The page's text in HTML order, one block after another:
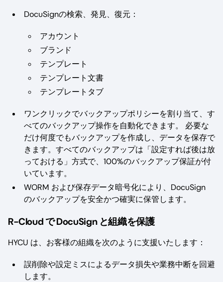
DocuSignの検索、発見、復元：
アカウント
ブランド
テンプレート
テンプレート文書
テンプレートタブ
ワンクリックでバックアップポリシーを割り当て、す
べてのバックアップ操作を自動化できます。 必要な
だけ何度でもバックアップを作成し、データを保存で
きます。すべてのバックアップは「設定すれば後は放
っておける」方式で、100%のバックアップ保証が付
いています。
WORM および保存データ暗号化により、DocuSign
のバックアップを安全かつ確実に保管します。
R-Cloud で DocuSign と組織を保護
HYCU は、お客様の組織を次のように支援いたします：
誤削除や設定ミスによるデータ損失や業務中断を回避
します。